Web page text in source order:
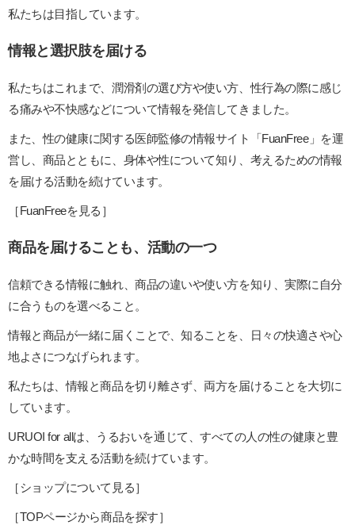
私たちは目指しています。
情報と選択肢を届ける
私たちはこれまで、潤滑剤の選び方や使い方、性行為の際に感じ
る痛みや不快感などについて情報を発信してきました。
また、性の健康に関する医師監修の情報サイト 「FuanFree」 を運
営し、商品とともに、身体や性について知り、考えるための情報
を届ける活動を続けています。
［FuanFreeを見る］
商品を届けることも、活動の一つ
信頼できる情報に触れ、商品の違いや使い方を知り、実際に自分
に合うものを選べること。
情報と商品が一緒に届くことで、知ることを、日々の快適さや心
地よさにつなげられます。
私たちは、情報と商品を切り離さず、両方を届けることを大切に
しています。
URUOI for allは、うるおいを通じて、すべての人の性の健康と豊
かな時間を支える活動を続けています。
［ショップについて見る］
［TOPページから商品を探す］